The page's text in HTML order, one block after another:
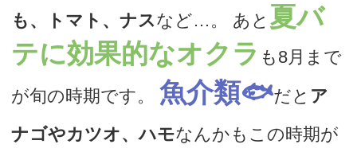
も、トマト、ナスなど…。 あと 夏バ
テに効果的なオクラ も8月まで
が旬の時期です。 魚介類🐟だと ア
ナゴやカツオ、ハモなんかもこの時期が